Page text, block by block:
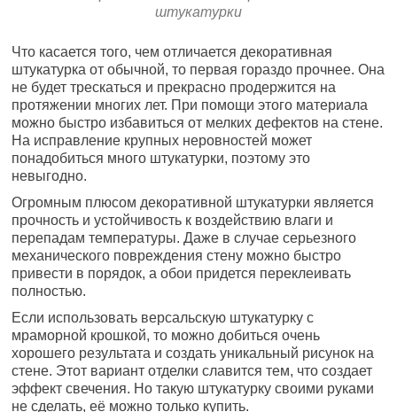
штукатурки
Что касается того, чем отличается декоративная
штукатурка от обычной, то первая гораздо прочнее. Она
не будет трескаться и прекрасно продержится на
протяжении многих лет. При помощи этого материала
можно быстро избавиться от мелких дефектов на стене.
На исправление крупных неровностей может
понадобиться много штукатурки, поэтому это
невыгодно.
Огромным плюсом декоративной штукатурки является
прочность и устойчивость к воздействию влаги и
перепадам температуры. Даже в случае серьезного
механического повреждения стену можно быстро
привести в порядок, а обои придется переклеивать
полностью.
Если использовать версальскую штукатурку с
мраморной крошкой, то можно добиться очень
хорошего результата и создать уникальный рисунок на
стене. Этот вариант отделки славится тем, что создает
эффект свечения. Но такую штукатурку своими руками
не сделать, её можно только купить.